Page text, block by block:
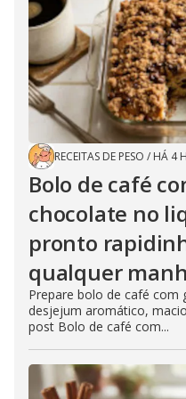
RECEITAS DE PESO / HÁ 4
Bolo de café
chocolate no
pronto
qualquer
Prepare bolo de café com
desjejum aromático,
post Bolo de café com...